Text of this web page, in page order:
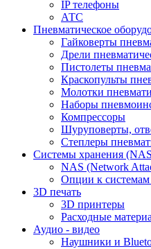
IP телефоны
АТС
Пневматическое
Гайковерты
Дрели
Пистолеты
Краскопульты
Молотки
Наборы
Компрессоры
Шуруповерты,
Степлеры
Cистемы хранения
NAS (Network
Опции к системам
3D печать
3D принтеры
Расходные
Аудио - видео
Наушники и